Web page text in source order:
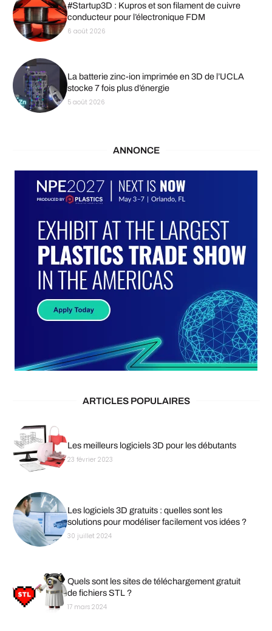
#Startup3D : Kupros et son filament de cuivre
conducteur pour l’électronique FDM
6 août 2026
La batterie zinc-ion imprimée en 3D de l’UCLA
stocke 7 fois plus d’énergie
5 août 2026
ANNONCE
ARTICLES POPULAIRES
Les meilleurs logiciels 3D pour les débutants
23 février 2023
Les logiciels 3D gratuits : quelles sont les
solutions pour modéliser facilement vos idées ?
30 juillet 2024
Quels sont les sites de téléchargement gratuit
de fichiers STL ?
17 mars 2024